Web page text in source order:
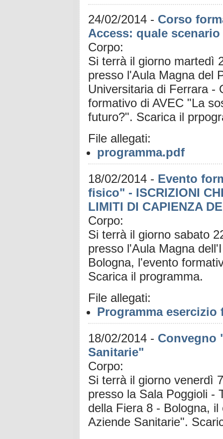
24/02/2014 - Corso
Access: quale
Corpo:
Si terrà il giorno martedì
presso l'Aula Magna del
Universitaria di Ferrara -
formativo di AVEC "La
futuro?". Scarica il
File allegati:
programma.pdf
18/02/2014 - Evento
fisico" - ISCRIZIONI
LIMITI DI CAPIENZA
Corpo:
Si terrà il giorno sabato
presso l'Aula Magna
Bologna, l'evento
Scarica il programma.
File allegati:
Programma
18/02/2014 - Convegno
Sanitarie"
Corpo:
Si terrà il giorno venerdì
presso la Sala Poggioli -
della Fiera 8 - Bologna,
Aziende Sanitarie".